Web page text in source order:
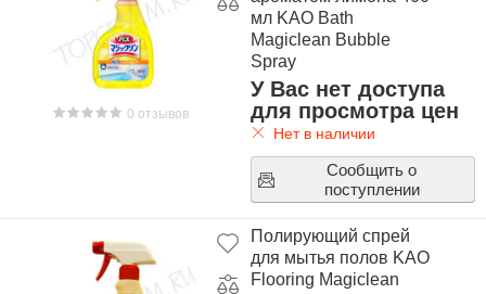
0 отзывов
мл KAO Bath
Magiclean Bubble
Spray
У Вас нет доступа
для просмотра цен
Нет в наличии
Сообщить о
поступлении
Полирующий спрей
для мытья полов KAO
Flooring Magiclean